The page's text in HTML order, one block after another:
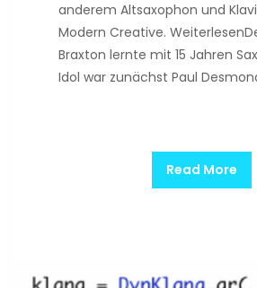
anderem Altsaxophon und
Modern Creative.
Braxton lernte mit 15 Jahren
Idol war zunächst Paul
Read More